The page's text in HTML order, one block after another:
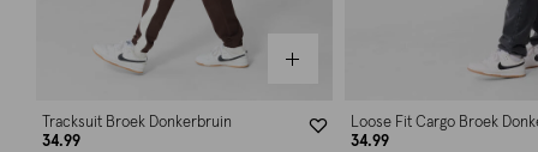
Tracksuit Broek Donkerbruin
34.99
Loose Fit Cargo Broek
34.99